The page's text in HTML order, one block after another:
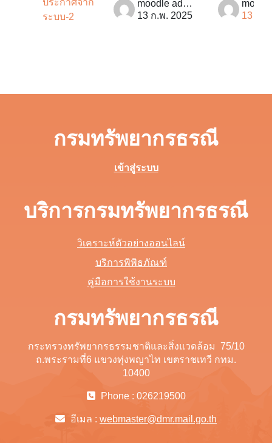
ประกาศจาก
ระบบ-2
moodle admin
13 ก.พ. 2025
13 ก.พ
กรมทรัพยากรธรณี
เข้าสู่ระบบ
บริการกรมทรัพยากรธรณี
วิเคราะห์ตัวอย่างออนไลน์
บริการพิพิธภัณฑ์
คู่มือการใช้งานระบบ
กรมทรัพยากรธรณี
กระทรวงทรัพยากรธรรมชาติและสิ่งแวดล้อม 75/10
ถ.พระรามที่6 แขวงทุ่งพญาไท เขตราชเทวี กทม.
10400
Phone : 026219500
อีเมล : webmaster@dmr.mail.go.th